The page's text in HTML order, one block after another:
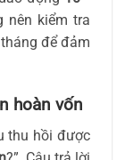
nên kiểm tra
để đảm
hoàn vốn
thu hồi được